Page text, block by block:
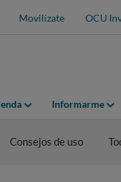
Movilízate OCU
Informarme
Consejos de uso